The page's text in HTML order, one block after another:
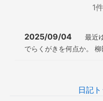
1
2025/09/04
最近
でらくがきを何点か。
日記